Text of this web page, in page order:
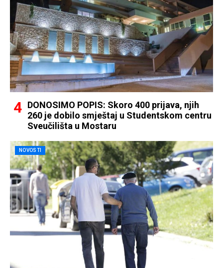
DONOSIMO POPIS: Skoro 400 prijava, njih
260 je dobilo smještaj u Studentskom centru
Sveučilišta u Mostaru
NOVOSTI